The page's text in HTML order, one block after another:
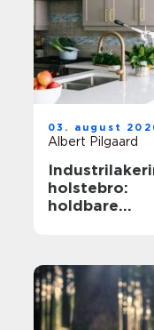
03. august
Albert Pilgaard
holstebro:
holdbare